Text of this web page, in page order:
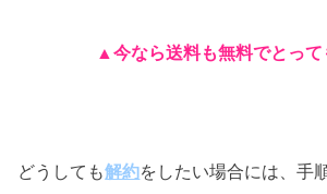
▲今なら送料も無料でとっ
どうしても解約をしたい場合には、手